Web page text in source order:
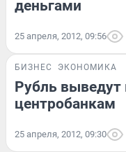
деньгами
25 апреля, 2012, 09:56
БИЗНЕС ЭКОНОМИКА
Рубль
центробанкам
25 апреля, 2012, 09:30